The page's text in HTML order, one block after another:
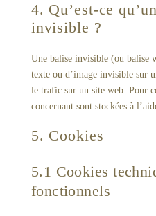
4. Qu’est-ce
invisible ?
Une balise invisible (ou balise
texte ou d’image invisible sur
le trafic sur un site web. Pour
concernant sont stockées à
5. Cookies
5.1 Cookies
fonctionnels